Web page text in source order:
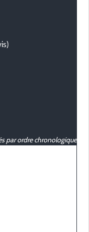
par ordre chronologique